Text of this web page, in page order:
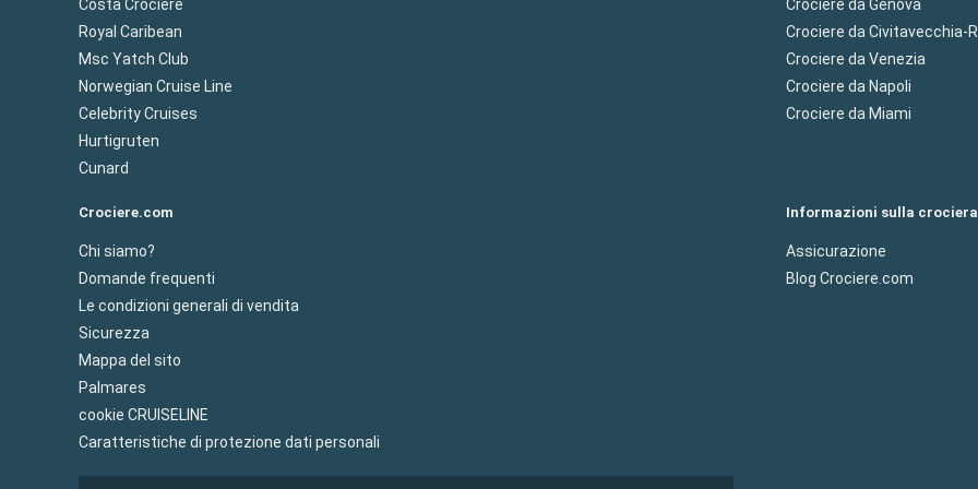
Costa Crociere
Royal Caribean
Msc Yatch Club
Norwegian Cruise Line
Celebrity Cruises
Hurtigruten
Cunard
Crociere da Genova
Crociere da Civitavecchia-
Crociere da Venezia
Crociere da Napoli
Crociere da Miami
Crociere.com
Chi siamo?
Domande frequenti
Le condizioni generali di vendita
Sicurezza
Mappa del sito
Palmares
cookie CRUISELINE
Caratteristiche di protezione dati personali
Informazioni sulla crociera
Assicurazione
Blog Crociere.com